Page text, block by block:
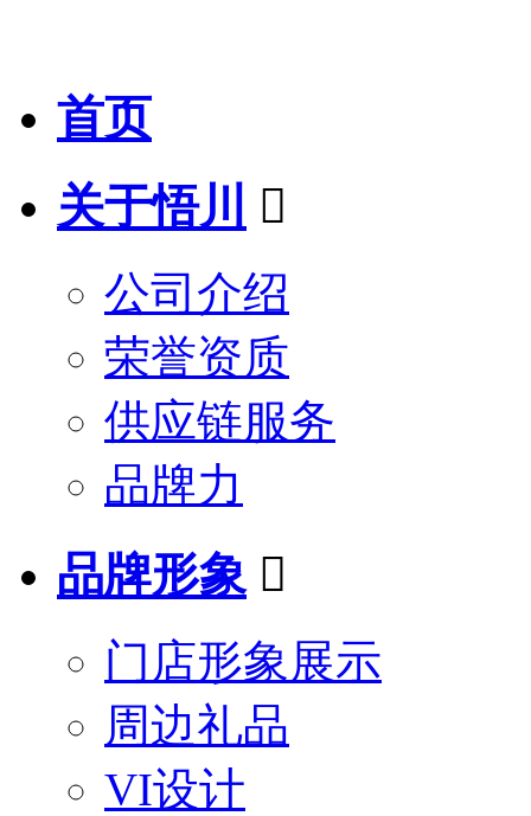
首页
关于悟川

公司介绍
荣誉资质
供应链服务
品牌力
品牌形象 
门店形象展示
周边礼品
VI设计